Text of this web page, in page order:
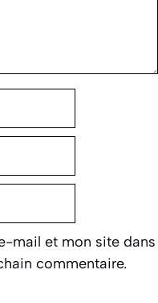
mail et mon site dans
commentaire.